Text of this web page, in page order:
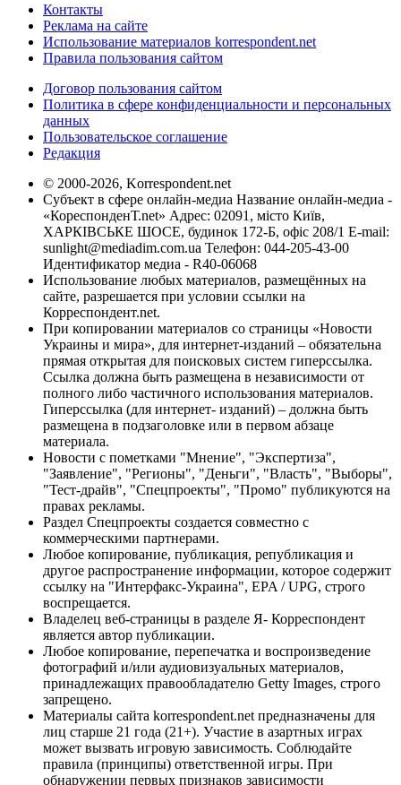
Контакты
Реклама на сайте
Использование материалов korrespondent.net
Правила пользования сайтом
Договор пользования сайтом
Политика в сфере конфиденциальности и персональных
данных
Пользовательское соглашение
Редакция
© 2000-2026, Korrespondent.net
Субъект в сфере онлайн-медиа Название онлайн-медиа -
«КореспонденТ.net» Адрес: 02091, місто Київ,
ХАРКІВСЬКЕ ШОСЕ, будинок 172-Б, офіс 208/1 E-mail:
sunlight@mediadim.com.ua Телефон: 044-205-43-00
Идентификатор медиа - R40-06068
Использование любых материалов, размещённых на
сайте, разрешается при условии ссылки на
Корреспондент.net.
При копировании материалов со страницы «Новости
Украины и мира», для интернет-изданий – обязательна
прямая открытая для поисковых систем гиперссылка.
Ссылка должна быть размещена в независимости от
полного либо частичного использования материалов.
Гиперссылка (для интернет- изданий) – должна быть
размещена в подзаголовке или в первом абзаце
материала.
Новости с пометками "Мнение", "Экспертиза",
"Заявление", "Регионы", "Деньги", "Власть", "Выборы",
"Тест-драйв", "Спецпроекты", "Промо" публикуются на
правах рекламы.
Раздел Спецпроекты создается совместно с
коммерческими партнерами.
Любое копирование, публикация, републикация и
другое распространение информации, которое содержит
ссылку на "Интерфакс-Украина", EPA / UPG, строго
воспрещается.
Владелец веб-страницы в разделе Я- Корреспондент
является автор публикации.
Любое копирование, перепечатка и воспроизведение
фотографий и/или аудиовизуальных материалов,
принадлежащих правообладателю Getty Images, строго
запрещено.
Материалы сайта korrespondent.net предназначены для
лиц старше 21 года (21+). Участие в азартных играх
может вызвать игровую зависимость. Соблюдайте
правила (принципы) ответственной игры. При
обнаружении первых признаков зависимости